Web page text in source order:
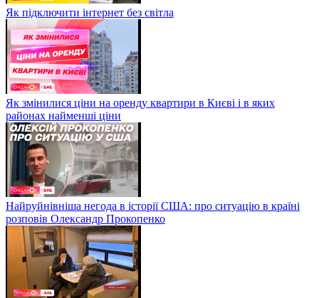
Як підключити інтернет без світла
Як змінилися ціни на оренду квартири в Києві і в яких
районах найменші ціни
Найруйнівніша негода в історії США: про ситуацію в країні
розповів Олександр Прокопенко